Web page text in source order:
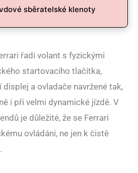
sběratelské klenoty
řadí volant s fyzickými
startovacího tlačítka,
a ovladače navržené tak,
i při velmi dynamické jízdě. V
je důležité, že se Ferrari
ovládání, ne jen k čistě